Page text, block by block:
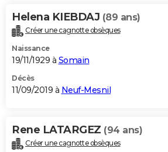
Helena KIEBDAJ (89 ans)
Créer une cagnotte obsèques
Naissance
19/11/1929 à Somain
Décès
11/09/2019 à Neuf-Mesnil
Rene LATARGEZ (94 ans)
Créer une cagnotte obsèques